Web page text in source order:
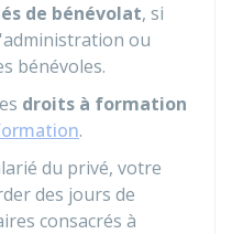
de bénévolat, si
ou
bénévoles.
droits à formation
.
du privé, votre
des jours de
consacrés à